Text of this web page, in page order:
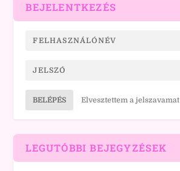
BEJELENTKEZÉS
BELÉPÉS Elvesztettem a jelszavamat
LEGUTÓBBI BEJEGYZÉSEK